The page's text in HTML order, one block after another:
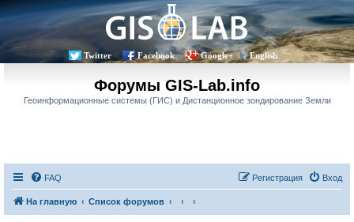
Twitter Facebook Google+ English
Форумы GIS-Lab.info
Геоинформационные системы (ГИС) и Дистанционное зондирование Земли
FAQ Вход
Регистрация
На главную Список форумов